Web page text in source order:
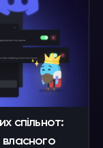
спільнот:
власного